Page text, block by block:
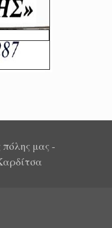
μας -